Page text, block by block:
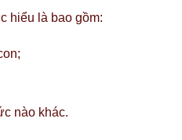
hiểu là bao gồm:
nào khác.